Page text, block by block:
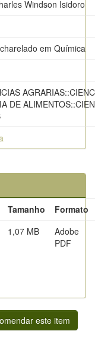
Windson Isidoro
em Química
DE
Tamanho
Formato
1,07 MB
Adobe
PDF
este item